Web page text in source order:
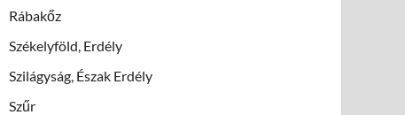
Rábakőz
Székelyföld, Erdély
Szilágyság, Észak Erdély
Szűr